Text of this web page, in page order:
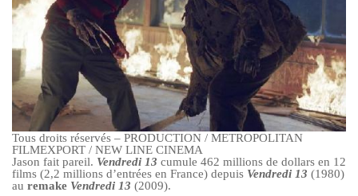
Tous droits réservés – PRODUCTION / METROPOLITAN
FILMEXPORT / NEW LINE CINEMA
Jason fait pareil. Vendredi 13 cumule 462 millions de dollars en 12
films (2,2 millions d’entrées en France) depuis Vendredi 13 (1980)
au remake Vendredi 13 (2009).